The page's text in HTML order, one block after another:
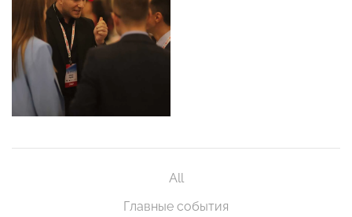
All
Главные события